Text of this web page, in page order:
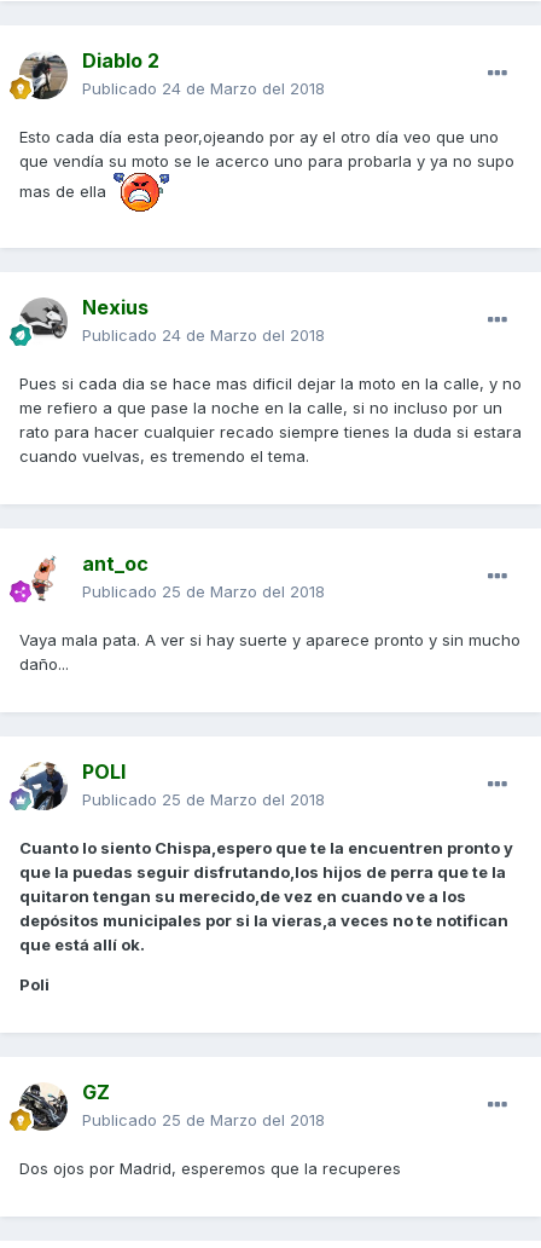
Diablo 2
Publicado 24 de Marzo del 2018
Esto cada día esta peor,ojeando por ay el otro día veo que uno
que vendía su moto se le acerco uno para probarla y ya no supo
mas de ella
Nexius
Publicado 24 de Marzo del 2018
Pues si cada dia se hace mas dificil dejar la moto en la calle, y no
me refiero a que pase la noche en la calle, si no incluso por un
rato para hacer cualquier recado siempre tienes la duda si estara
cuando vuelvas, es tremendo el tema.
ant_oc
Publicado 25 de Marzo del 2018
Vaya mala pata. A ver si hay suerte y aparece pronto y sin mucho
daño...
POLI
Publicado 25 de Marzo del 2018
Cuanto lo siento Chispa,espero que te la encuentren pronto y
que la puedas seguir disfrutando,los hijos de perra que te la
quitaron tengan su merecido,de vez en cuando ve a los
depósitos municipales por si la vieras,a veces no te notifican
que está allí ok.
Poli
GZ
Publicado 25 de Marzo del 2018
Dos ojos por Madrid, esperemos que la recuperes